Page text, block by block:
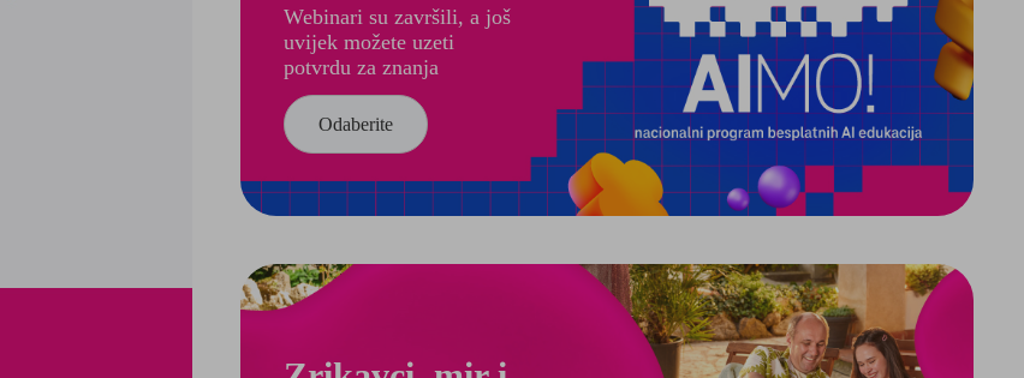
Webinari su završili, a još
uvijek možete uzeti
potvrdu za znanja
Odaberite